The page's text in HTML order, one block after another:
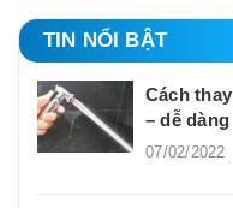
TIN NỔI BẬT
Cách
– dễ dàng
07/02/2022